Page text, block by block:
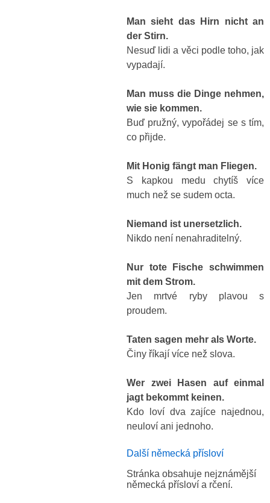
Man sieht das Hirn nicht an
der Stirn.
Nesuď lidi a věci podle toho, jak
vypadají.
Man muss die Dinge nehmen,
wie sie kommen.
Buď pružný, vypořádej se s tím,
co přijde.
Mit Honig fängt man Fliegen.
S kapkou medu chytíš více
much než se sudem octa.
Niemand ist unersetzlich.
Nikdo není nenahraditelný.
Nur tote Fische schwimmen
mit dem Strom.
Jen mrtvé ryby plavou s
proudem.
Taten sagen mehr als Worte.
Činy říkají více než slova.
Wer zwei Hasen auf einmal
jagt bekommt keinen.
Kdo loví dva zajíce najednou,
neuloví ani jednoho.
Další německá přísloví
Stránka obsahuje nejznámější
německá přísloví a rčení.